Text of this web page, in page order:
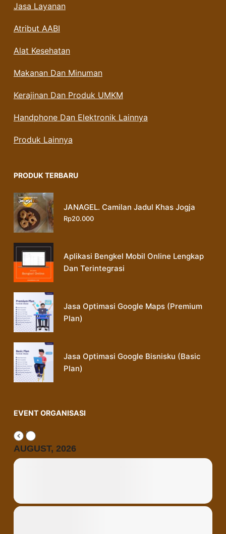
Jasa Layanan
Atribut AABI
Alat Kesehatan
Makanan Dan Minuman
Kerajinan Dan Produk UMKM
Handphone Dan Elektronik Lainnya
Produk Lainnya
PRODUK TERBARU
JANAGEL. Camilan Jadul Khas Jogja
Rp20.000
Aplikasi Bengkel Mobil Online Lengkap
Dan Terintegrasi
Jasa Optimasi Google Maps (Premium
Plan)
Jasa Optimasi Google Bisnisku (Basic
Plan)
EVENT ORGANISASI
AUGUST, 2026